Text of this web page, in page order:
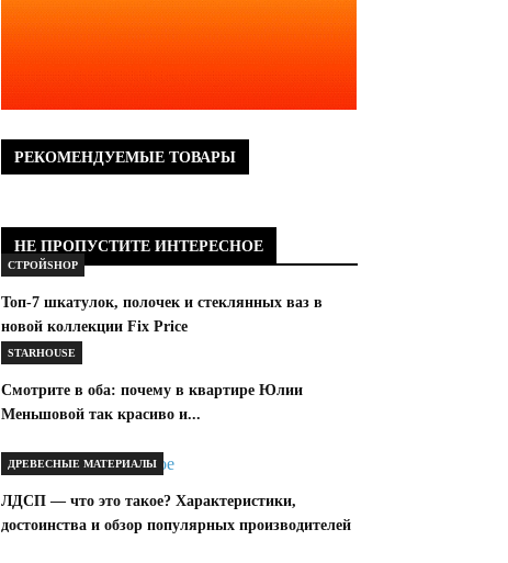
РЕКОМЕНДУЕМЫЕ ТОВАРЫ
НЕ ПРОПУСТИТЕ ИНТЕРЕСНОЕ
СТРОЙSHOP
Топ-7 шкатулок, полочек и стеклянных ваз в
новой коллекции Fix Price
STARHOUSE
Смотрите в оба: почему в квартире Юлии
Меньшовой так красиво и...
ДРЕВЕСНЫЕ МАТЕРИАЛЫ
ЛДСП — что это такое? Характеристики,
достоинства и обзор популярных производителей